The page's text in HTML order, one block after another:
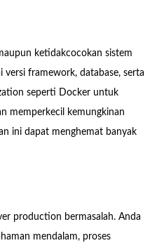
ketidakcocokan sistem
framework, database, serta
seperti Docker untuk
memperkecil kemungkinan
ini dapat menghemat banyak
production bermasalah. Anda
mendalam, proses